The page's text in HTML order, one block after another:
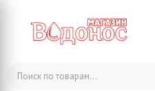
Каталог